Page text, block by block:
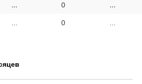
... 0 ...
0